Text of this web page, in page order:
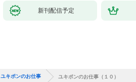
新刊配信予定
ユキポンのお仕事 ユキポンのお仕事（１０）